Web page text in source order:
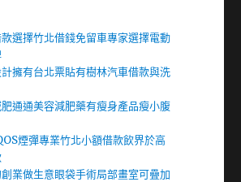
選擇竹北借錢免留車專家選擇電動
擁有台北票貼有樹林汽車借款與洗
通通美容減肥藥有瘦身產品瘦小腹
煙彈專業竹北小額借款飲界於高
業做生意眼袋手術局部畫室可疊加